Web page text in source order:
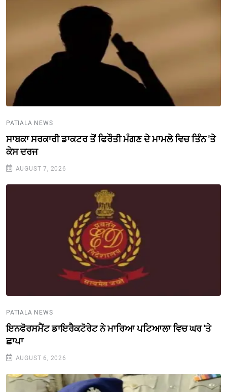
PATIALA NEWS
ਸਾਬਕਾ ਸਰਕਾਰੀ ਡਾਕਟਰ ਤੋਂ ਫਿਰੌਤੀ ਮੰਗਣ ਦੇ ਮਾਮਲੇ ਵਿਚ ਤਿੰਨ 'ਤੇ
ਕੇਸ ਦਰਜ
AUGUST 7, 2026
PATIALA NEWS
ਇਨਫੋਰਸਮੈਂਟ ਡਾਇਰੈਕਟੋਰੇਟ ਨੇ ਮਾਰਿਆ ਪਟਿਆਲਾ ਵਿਚ ਘਰ 'ਤੇ
ਛਾਪਾ
AUGUST 6, 2026